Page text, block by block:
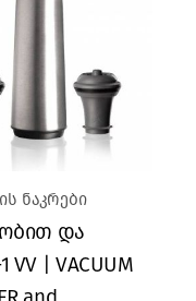
ნაკრები
და
VV | VACUUM